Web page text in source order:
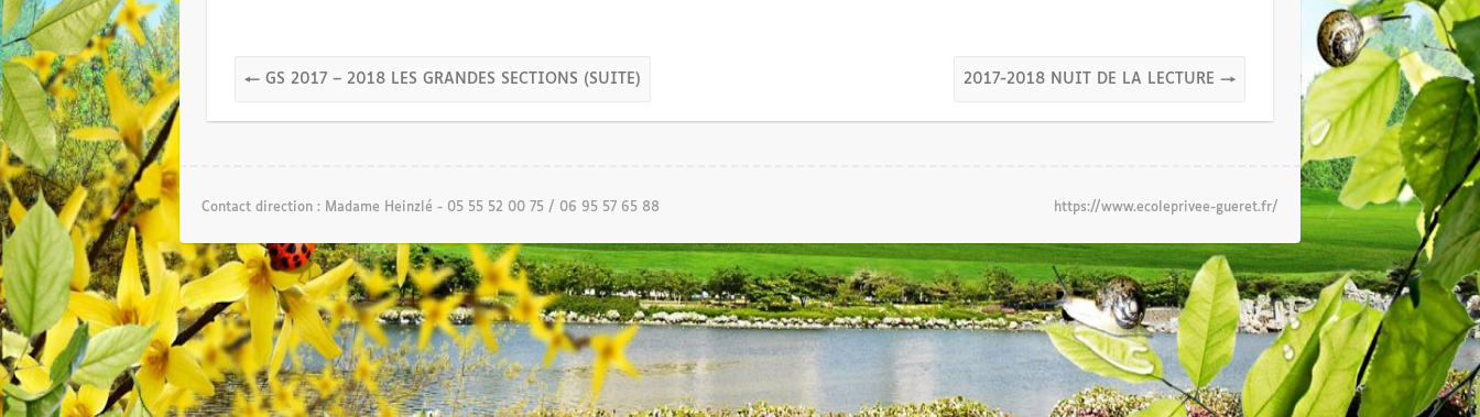
←GS 2017 – 2018 LES GRANDES SECTIONS (SUITE) 2017-2018 NUIT DE LA LECTURE→
Contact direction : Madame Heinzlé - 05 55 52 00 75 / 06 95 57 65 88 https://www.ecoleprivee-gueret.fr/